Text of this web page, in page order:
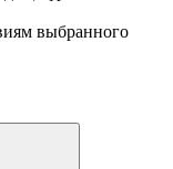
выбранного